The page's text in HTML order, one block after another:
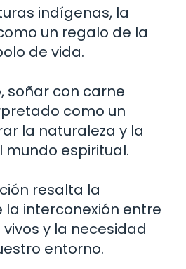
indígenas, la
un regalo de la
de vida.
soñar con carne
como un
la naturaleza y la
mundo espiritual.
resalta la
interconexión entre
y la necesidad
entorno.